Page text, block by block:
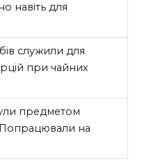
навіть для
служили для
при чайних
предметом
Попрацювали на